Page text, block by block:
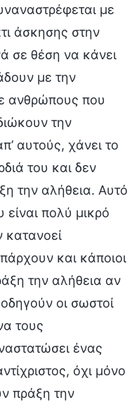
με
άσκησης στην
σε θέση να κάνει
με την
ανθρώπους που
την
αυτούς, χάνει το
του και δεν
την αλήθεια. Αυτό
είναι πολύ μικρό
κατανοεί
και κάποιοι
την αλήθεια αν
οι σωστοί
τους
ένας
όχι μόνο
πράξη την